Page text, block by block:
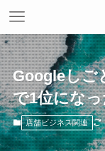
Googleしご
で1位にな
店舗ビジネス関連